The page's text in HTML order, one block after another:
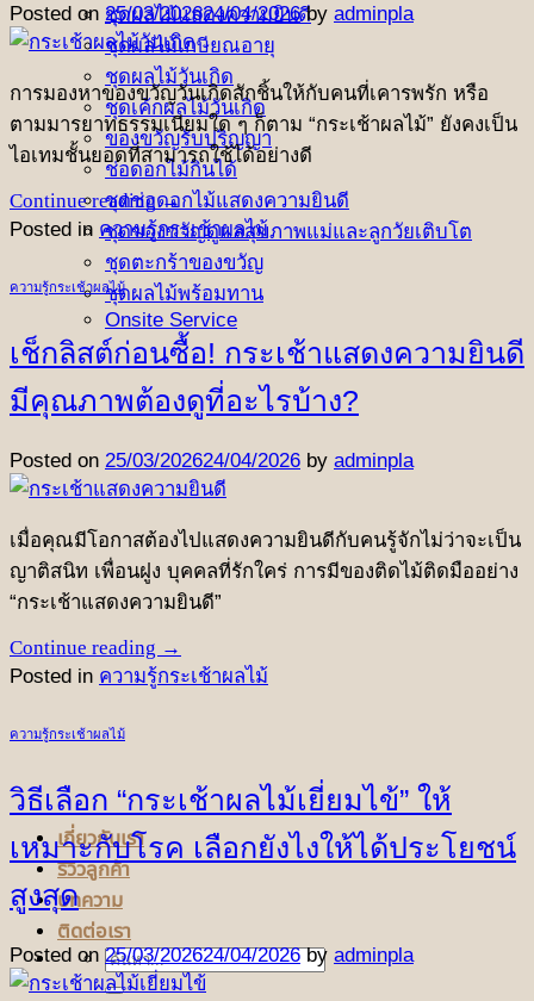
ชุดผลไม้แสดงความยินดี
ชุดผลไม้เกษียณอายุ
ชุดผลไม้วันเกิด
ชุดเค้กผลไม้วันเกิด
ของขวัญรับปริญญา
ช่อดอกไม้กินได้
ชุดช่อดอกไม้แสดงความยินดี
ชุดของขวัญดูแลสุขภาพแม่และลูกวัยเติบโต
ชุดตะกร้าของขวัญ
ชุดผลไม้พร้อมทาน
Onsite Service
เกี่ยวกับเรา
รีวิวลูกค้า
บทความ
ติดต่อเรา
ค้นหา:
Posted on 25/03/202624/04/2026 by adminpla
การมองหาของขวัญวันเกิดสักชิ้นให้กับคนที่เคารพรัก หรือ
ตามมารยาทธรรมเนียมใด ๆ ก็ตาม “กระเช้าผลไม้” ยังคงเป็น
ไอเทมชั้นยอดที่สามารถใช้ได้อย่างดี
Continue reading→
Posted in ความรู้กระเช้าผลไม้
ความรู้กระเช้าผลไม้
เช็กลิสต์ก่อนซื้อ! กระเช้าแสดงความยินดี
มีคุณภาพต้องดูที่อะไรบ้าง?
Posted on 25/03/202624/04/2026 by adminpla
เมื่อคุณมีโอกาสต้องไปแสดงความยินดีกับคนรู้จักไม่ว่าจะเป็น
ญาติสนิท เพื่อนฝูง บุคคลที่รักใคร่ การมีของติดไม้ติดมืออย่าง
“กระเช้าแสดงความยินดี”
Continue reading →
Posted in ความรู้กระเช้าผลไม้
ความรู้กระเช้าผลไม้
วิธีเลือก “กระเช้าผลไม้เยี่ยมไข้” ให้
เหมาะกับโรค เลือกยังไงให้ได้ประโยชน์
สูงสุด
Posted on 25/03/202624/04/2026 by adminpla